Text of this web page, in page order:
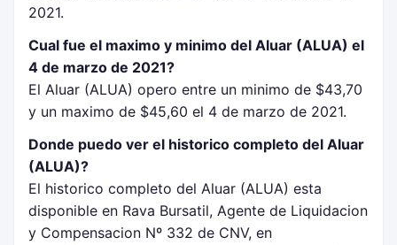
2021.
Cual fue el maximo y minimo del Aluar (ALUA) el
4 de marzo de 2021?
El Aluar (ALUA) opero entre un minimo de $43,70
y un maximo de $45,60 el 4 de marzo de 2021.
Donde puedo ver el historico completo del Aluar
(ALUA)?
El historico completo del Aluar (ALUA) esta
disponible en Rava Bursatil, Agente de Liquidacion
y Compensacion Nº 332 de CNV, en